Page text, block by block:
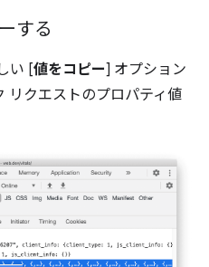
する
い [値をコピー] オプション
リクエストのプロパティ値